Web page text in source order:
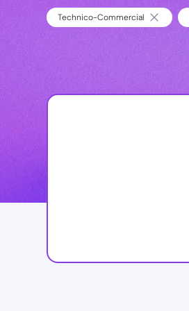
Technico-Commercial